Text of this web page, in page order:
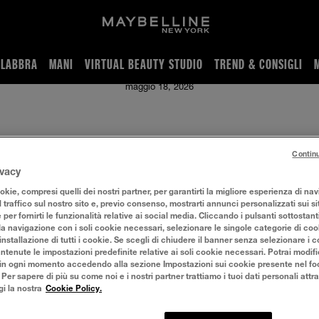
LABBRA MANI VIRTUAL BEAUTY STUDIO TREND & CONSIGLI
NUANCE GIUSTE
maggio 18, 2026
BIONDE: COME
irrinunciabile che riesce a valorizzare e completare
infatti, significa illuminare istantaneamente il viso,
compresi quelli dei nostri partner, per garantirti la migliore esperienza di
traffico sul nostro sito e, previo consenso, mostrarti annunci personalizzati sui
per fornirti le funzionalità relative ai social media. Cliccando i pulsanti
navigazione con i soli cookie necessari, selezionare le singole categorie di
di tutti i cookie. Se scegli di chiudere il banner senza selezionare i
le impostazioni predefinite relative ai soli cookie necessari. Potrai
ogni momento accedendo alla sezione Impostazioni sui cookie presente nel
Per sapere di più su come noi e i nostri partner trattiamo i tuoi dati personali
la nostra Cookie Policy.